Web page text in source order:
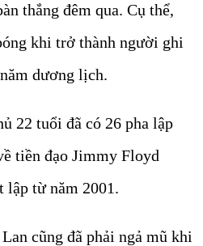
thắng đêm qua. Cụ thể,
khi trở thành người ghi
dương lịch.
22 tuổi đã có 26 pha lập
tiền đạo Jimmy Floyd
lập từ năm 2001.
cũng đã phải ngả mũ khi